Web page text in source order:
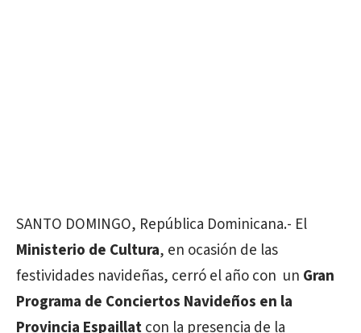
SANTO DOMINGO, República Dominicana.- El
Ministerio de Cultura, en ocasión de las
festividades navideñas, cerró el año con un Gran
Programa de Conciertos Navideños en la
Provincia Espaillatcon la presencia de la